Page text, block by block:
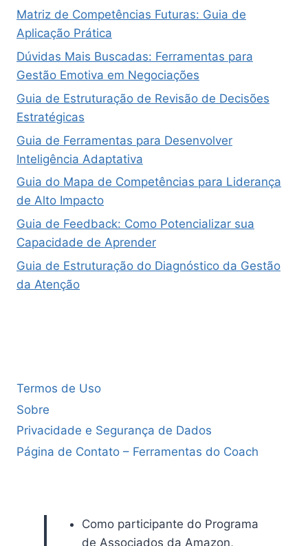
Matriz de Competências Futuras: Guia de
Aplicação Prática
Dúvidas Mais Buscadas: Ferramentas para
Gestão Emotiva em Negociações
Guia de Estruturação de Revisão de Decisões
Estratégicas
Guia de Ferramentas para Desenvolver
Inteligência Adaptativa
Guia do Mapa de Competências para Liderança
de Alto Impacto
Guia de Feedback: Como Potencializar sua
Capacidade de Aprender
Guia de Estruturação do Diagnóstico da Gestão
da Atenção
Termos de Uso
Sobre
Privacidade e Segurança de Dados
Página de Contato – Ferramentas do Coach
Como participante do Programa
de Associados da Amazon,